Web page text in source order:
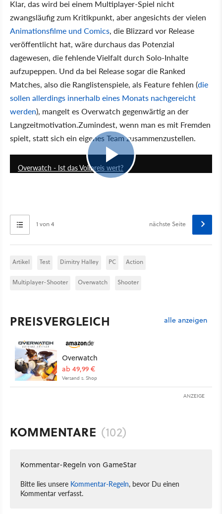
Klar, das wird bei einem Multiplayer-Spiel nicht
zwangsläufig zum Kritikpunkt, aber angesichts der vielen
Animationsfilme und Comics, die Blizzard vor Release
veröffentlicht hat, wäre durchaus das Potenzial
dagewesen, die fehlende Vielfalt durch Solo-Inhalte
aufzupeppen. Und da bei Release sogar die Ranked
Matches, also die Ranglistenspiele, als Feature fehlen (die
sollen allerdings innerhalb eines Monats nachgereicht
werden), mangelt es Overwatch gegenwärtig an der
Langzeitmotivation.Zumindest, wenn man es mit Fremden
spielt, statt sich ein eigenes Team zusammenzustellen.
Overwatch - Ist das Vollpreis wert?
1 von 4 nächste Seite
Artikel Test Dimitry Halley PC Action
Multiplayer-Shooter Overwatch Shooter
PREISVERGLEICH alle anzeigen
Overwatch
ab 49,99 €
Versand s. Shop
ANZEIGE
KOMMENTARE (102)
Kommentar-Regeln von GameStar
Bitte lies unsere Kommentar-Regeln, bevor Du einen
Kommentar verfasst.